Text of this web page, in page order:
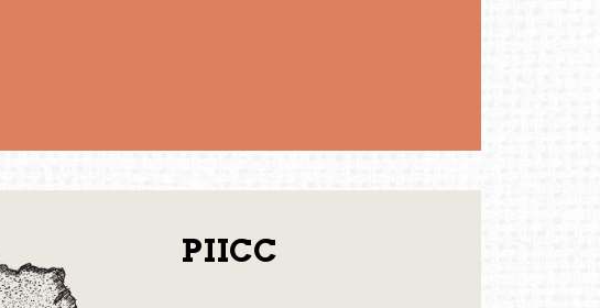
culturels, avec réseau international et